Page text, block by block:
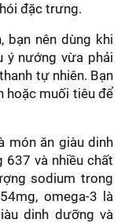
đặc trưng.
bạn nên dùng khi
ý nướng vừa phải
tự nhiên. Bạn
hoặc muối tiêu để
món ăn giàu dinh
và nhiều chất
sodium trong
omega-3 là
dinh dưỡng và